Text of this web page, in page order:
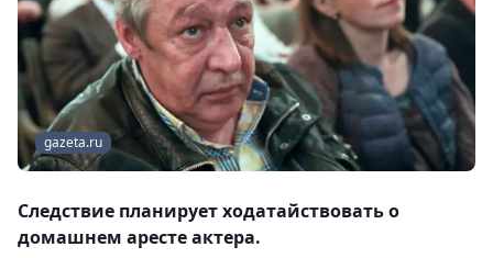
gazeta.ru
Следствие планирует ходатайствовать о
домашнем аресте актера.